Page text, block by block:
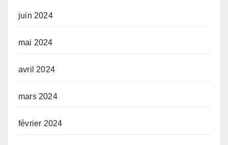
juin 2024
mai 2024
avril 2024
mars 2024
février 2024